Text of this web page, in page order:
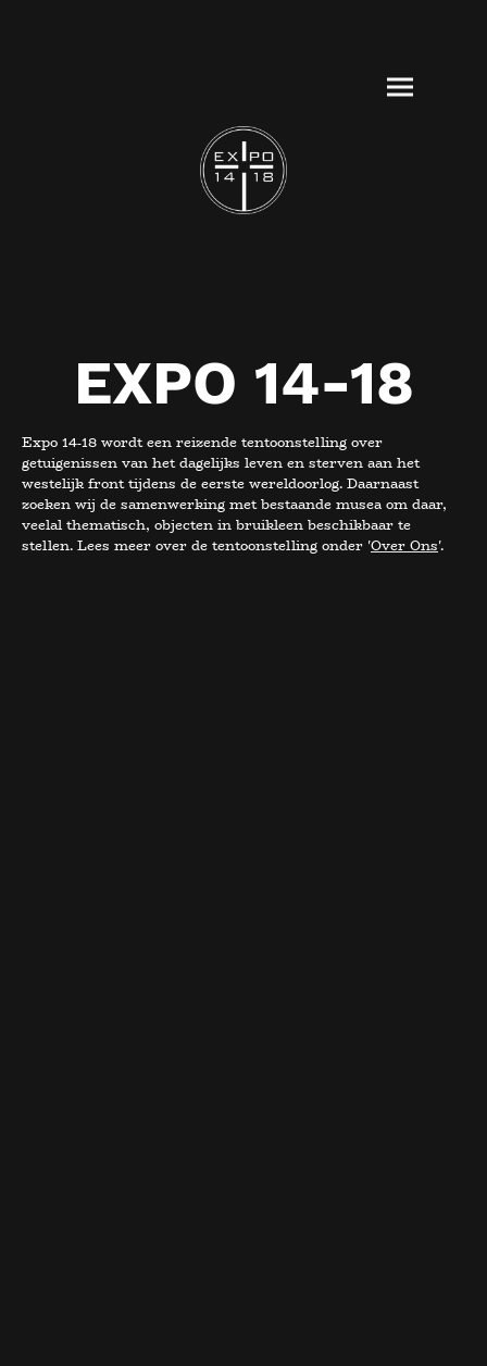
EXPO 14-18
Expo 14-18 wordt een reizende tentoonstelling over
getuigenissen van het dagelijks leven en sterven aan het
westelijk front tijdens de eerste wereldoorlog. Daarnaast
zoeken wij de samenwerking met bestaande musea om daar,
veelal thematisch, objecten in bruikleen beschikbaar te
stellen. Lees meer over de tentoonstelling onder 'Over Ons'.